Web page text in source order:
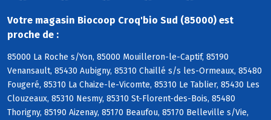
Votre magasin Biocoop Croq'bio Sud (85000) est
proche de :
85000 La Roche s/Yon, 85000 Mouilleron-le-Captif, 85190
Venansault, 85430 Aubigny, 85310 Chaillé s/s les-Ormeaux, 85480
Fougeré, 85310 La Chaize-le-Vicomte, 85310 Le Tablier, 85430 Les
Clouzeaux, 85310 Nesmy, 85310 St-Florent-des-Bois, 85480
Thorigny, 85190 Aizenay, 85170 Beaufou, 85170 Belleville s/Vie,